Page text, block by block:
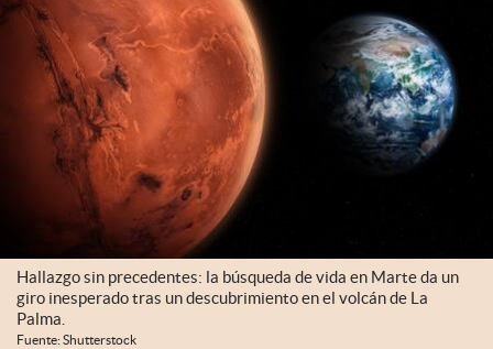
Hallazgo sin precedentes: la búsqueda de vida en Marte da un
giro inesperado tras un descubrimiento en el volcán de La
Palma.
Fuente: Shutterstock